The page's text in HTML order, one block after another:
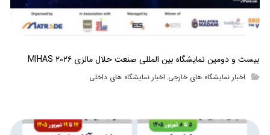
بیست و دومین نمایشگاه بین المللی صنعت حلال مالزی MIHAS ۲۰۲۶
اخبار نمایشگاه های خارجی, اخبار نمایشگاه های داخلی